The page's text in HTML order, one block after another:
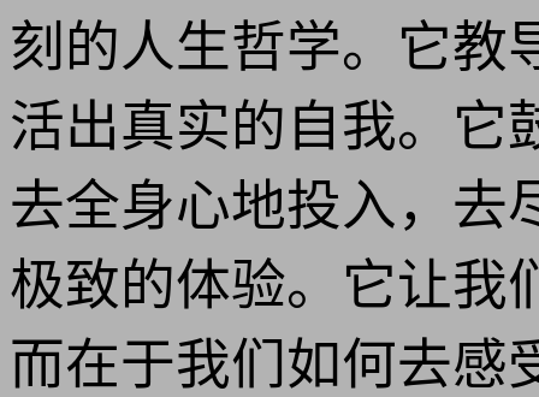
刻的人生哲学。它教
活出真实的自我。它
去全身心地投入，去
极致的体验。它让我
而在于我们如何去感